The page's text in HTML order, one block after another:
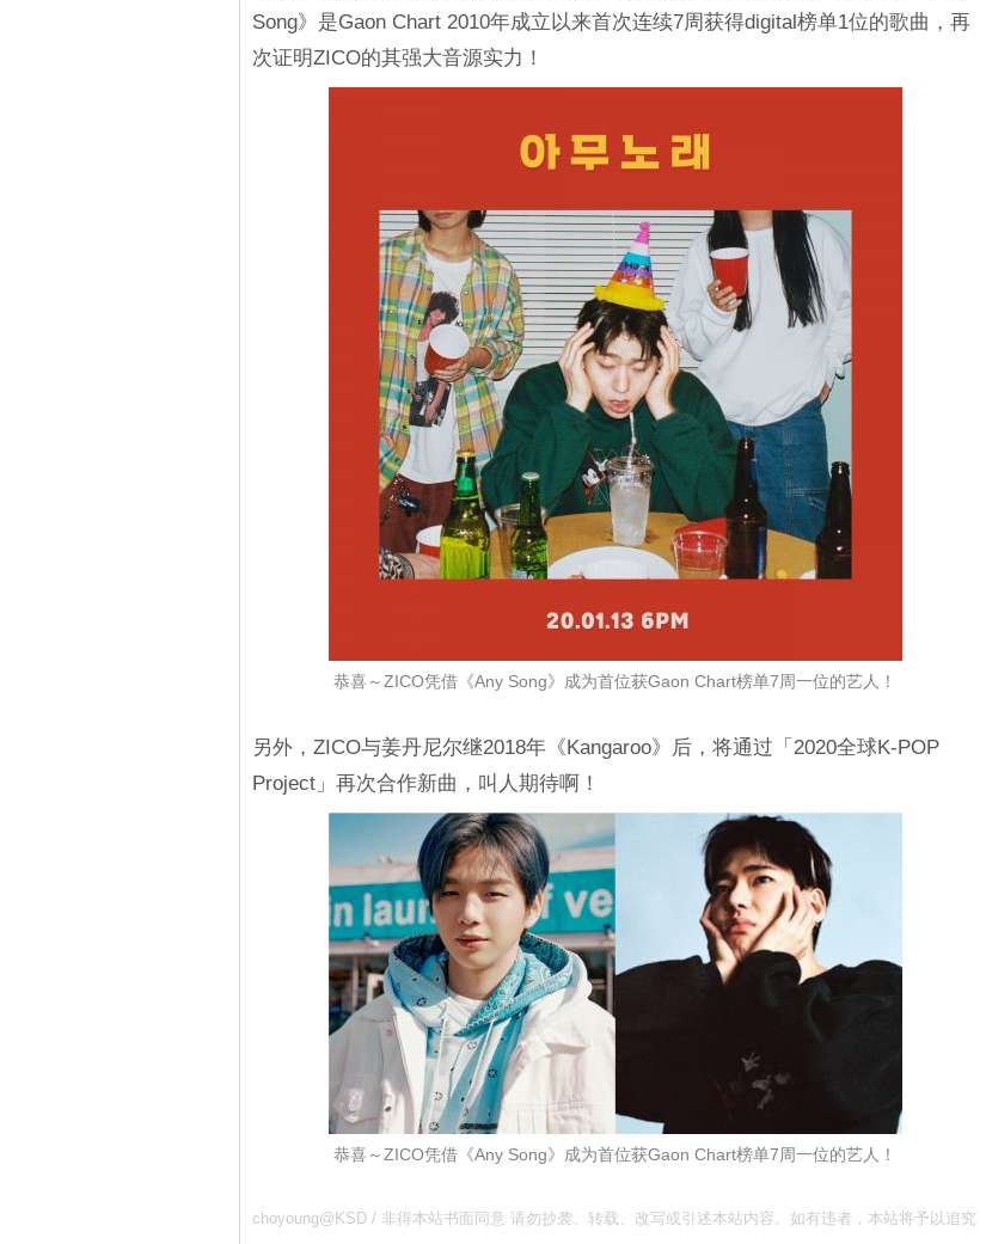
Song》是Gaon Chart 2010年成立以来首次连续7周获得digital榜单1位的歌曲，再
次证明ZICO的其强大音源实力！
恭喜～ZICO凭借《Any Song》成为首位获Gaon Chart榜单7周一位的艺人！
另外，ZICO与姜丹尼尔继2018年《Kangaroo》后，将通过「2020全球K-POP
Project」再次合作新曲，叫人期待啊！
恭喜～ZICO凭借《Any Song》成为首位获Gaon Chart榜单7周一位的艺人！
choyoung@KSD / 非得本站书面同意 请勿抄袭、转载、改写或引述本站内容。如有违者，本站将予以追究